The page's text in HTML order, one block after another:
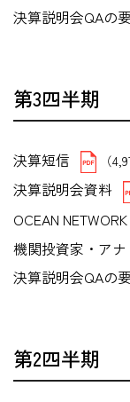
決算説明会QAの
第3四半期
決算短信 （
決算説明会資料
OCEAN
機関投資家・ア
決算説明会QAの
第2四半期